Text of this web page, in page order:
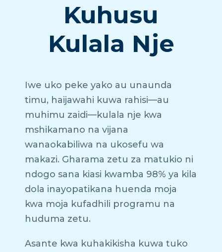
Kuhusu
Kulala Nje
Iwe uko peke yako au unaunda
timu, haijawahi kuwa rahisi—au
muhimu zaidi—kulala nje kwa
mshikamano na vijana
wanaokabiliwa na ukosefu wa
makazi. Gharama zetu za matukio ni
ndogo sana kiasi kwamba 98% ya kila
dola inayopatikana huenda moja
kwa moja kufadhili programu na
huduma zetu.
Asante kwa kuhakikisha kuwa tuko